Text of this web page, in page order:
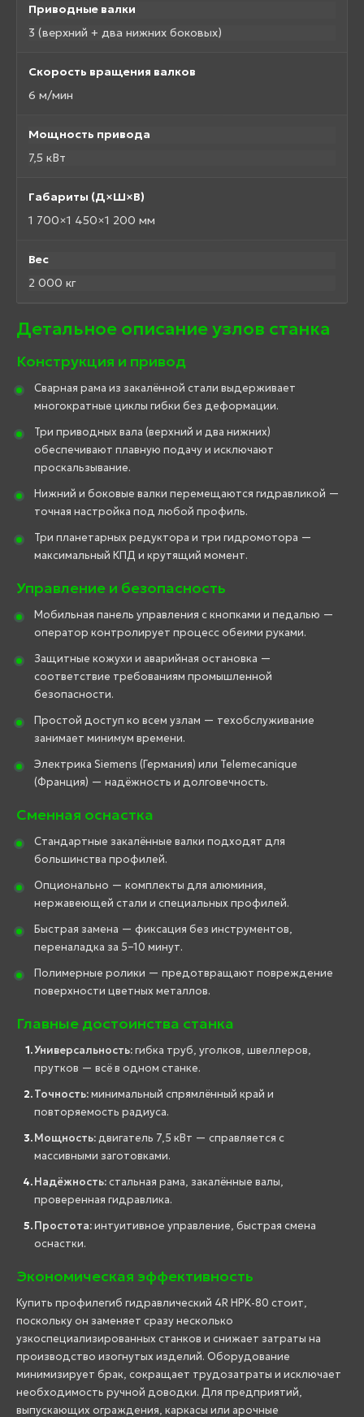
Приводные валки
3 (верхний + два нижних боковых)
Скорость вращения валков
6 м/мин
Мощность привода
7,5 кВт
Габариты (Д×Ш×В)
1 700×1 450×1 200 мм
Вес
2 000 кг
Детальное описание узлов станка
Конструкция и привод
Сварная рама из закалённой стали выдерживает
многократные циклы гибки без деформации.
Три приводных вала (верхний и два нижних)
обеспечивают плавную подачу и исключают
проскальзывание.
Нижний и боковые валки перемещаются гидравликой —
точная настройка под любой профиль.
Три планетарных редуктора и три гидромотора —
максимальный КПД и крутящий момент.
Управление и безопасность
Мобильная панель управления с кнопками и педалью —
оператор контролирует процесс обеими руками.
Защитные кожухи и аварийная остановка —
соответствие требованиям промышленной
безопасности.
Простой доступ ко всем узлам — техобслуживание
занимает минимум времени.
Электрика Siemens (Германия) или Telemecanique
(Франция) — надёжность и долговечность.
Сменная оснастка
Стандартные закалённые валки подходят для
большинства профилей.
Опционально — комплекты для алюминия,
нержавеющей стали и специальных профилей.
Быстрая замена — фиксация без инструментов,
переналадка за 5–10 минут.
Полимерные ролики — предотвращают повреждение
поверхности цветных металлов.
Главные достоинства станка
Универсальность:гибка труб, уголков, швеллеров,
прутков — всё в одном станке.
Точность:минимальный спрямлённый край и
повторяемость радиуса.
Мощность:двигатель 7,5 кВт — справляется с
массивными заготовками.
Надёжность:стальная рама, закалённые валы,
проверенная гидравлика.
Простота:интуитивное управление, быстрая смена
оснастки.
Экономическая эффективность
Купить профилегиб гидравлический 4R HPK-80 стоит,
поскольку он заменяет сразу несколько
узкоспециализированных станков и снижает затраты на
производство изогнутых изделий. Оборудование
минимизирует брак, сокращает трудозатраты и исключает
необходимость ручной доводки. Для предприятий,
выпускающих ограждения, каркасы или арочные